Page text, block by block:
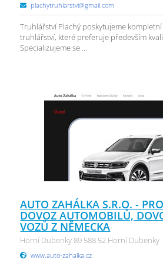
plachytruhlarstvi@gmail.com
Truhlářství Plachý poskytujeme
truhlářství, které preferuje především
Specializujeme se ...
AUTO ZAHÁLKA S.R.O. -
DOVOZ AUTOMOBILŮ,
VOZŮ Z NĚMECKA
Horní Dubenky 89 588 52 Horní Dubenky
www.auto-zahalka.cz